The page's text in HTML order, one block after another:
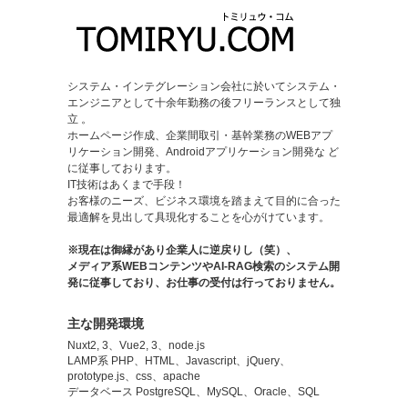
システム・インテグレーション会社に於いてシステム・
エンジニアとして十余年勤務の後フリーランスとして独
立 。
ホームページ作成、企業間取引・基幹業務のWEBアプ
リケーション開発、Androidアプリケーション開発な ど
に従事しております。
IT技術はあくまで手段！
お客様のニーズ、ビジネス環境を踏まえて目的に合った
最適解を見出して具現化することを心がけています。
※現在は御縁があり企業人に逆戻りし（笑）、
メディア系WEBコンテンツやAI-RAG検索のシステム開
発に従事しており、お仕事の受付は行っておりません。
主な開発環境
Nuxt2, 3、Vue2, 3、node.js
LAMP系 PHP、HTML、Javascript、jQuery、
prototype.js、css、apache
データベース PostgreSQL、MySQL、Oracle、SQL